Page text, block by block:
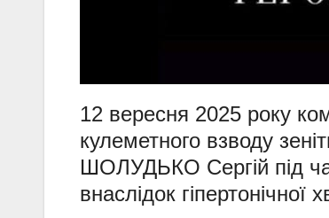
12 вересня 2025 року
кулеметного взводу
ШОЛУДЬКО Сергій під
внаслідок гіпертонічної